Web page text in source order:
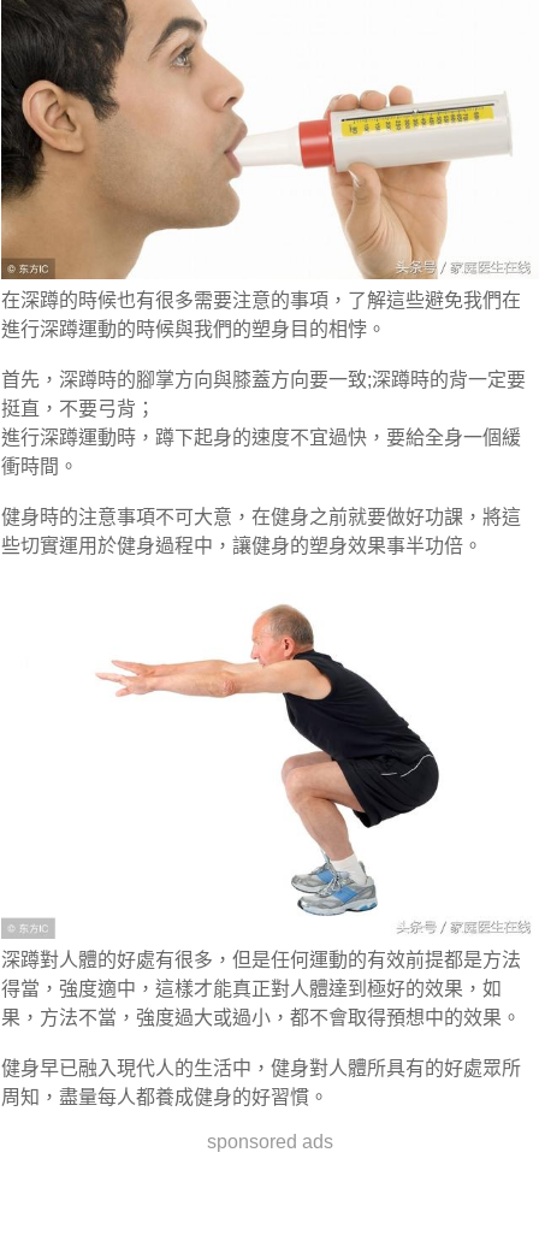
在深蹲的時候也有很多需要注意的事項，了解這些避免我們在
進行深蹲運動的時候與我們的塑身目的相悖。
首先，深蹲時的腳掌方向與膝蓋方向要一致;深蹲時的背一定要
挺直，不要弓背；
進行深蹲運動時，蹲下起身的速度不宜過快，要給全身一個緩
衝時間。
健身時的注意事項不可大意，在健身之前就要做好功課，將這
些切實運用於健身過程中，讓健身的塑身效果事半功倍。
深蹲對人體的好處有很多，但是任何運動的有效前提都是方法
得當，強度適中，這樣才能真正對人體達到極好的效果，如
果，方法不當，強度過大或過小，都不會取得預想中的效果。
健身早已融入現代人的生活中，健身對人體所具有的好處眾所
周知，盡量每人都養成健身的好習慣。
sponsored ads